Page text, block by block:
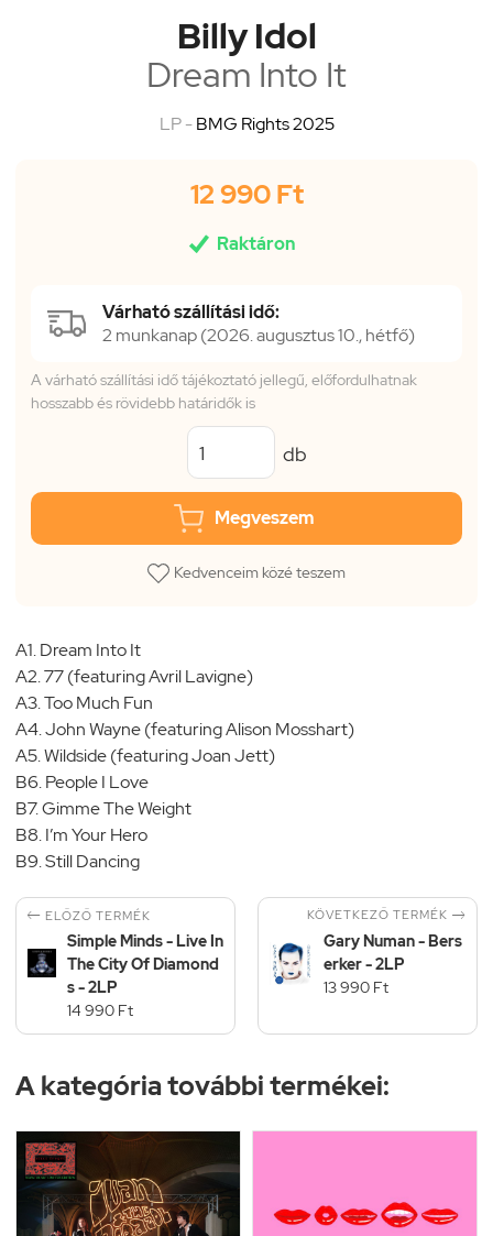
Billy Idol
Dream Into It
LP -BMG Rights 2025
12 990 Ft
 Raktáron
Várható szállítási idő:
2 munkanap (2026. augusztus 10., hétfő)
A várható szállítási idő tájékoztató jellegű, előfordulhatnak
hosszabb és rövidebb határidők is
db
Megveszem
Kedvenceim közé teszem
A1. Dream Into It
A2. 77 (featuring Avril Lavigne)
A3. Too Much Fun
A4. John Wayne (featuring Alison Mosshart)
A5. Wildside (featuring Joan Jett)
B6. People I Love
B7. Gimme The Weight
B8. I’m Your Hero
B9. Still Dancing
 ELŐZŐ TERMÉK
Simple Minds - Live In
The City Of Diamond
s - 2LP
14 990 Ft
KÖVETKEZŐ TERMÉK 
Gary Numan - Bers
erker - 2LP
13 990 Ft
A kategória további termékei: